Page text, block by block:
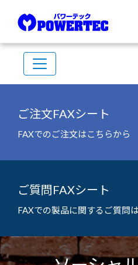
ご注文FAXシート
FAXでのご注文はこちらから
ご質問FAXシート
FAXでの製品に関するご質問